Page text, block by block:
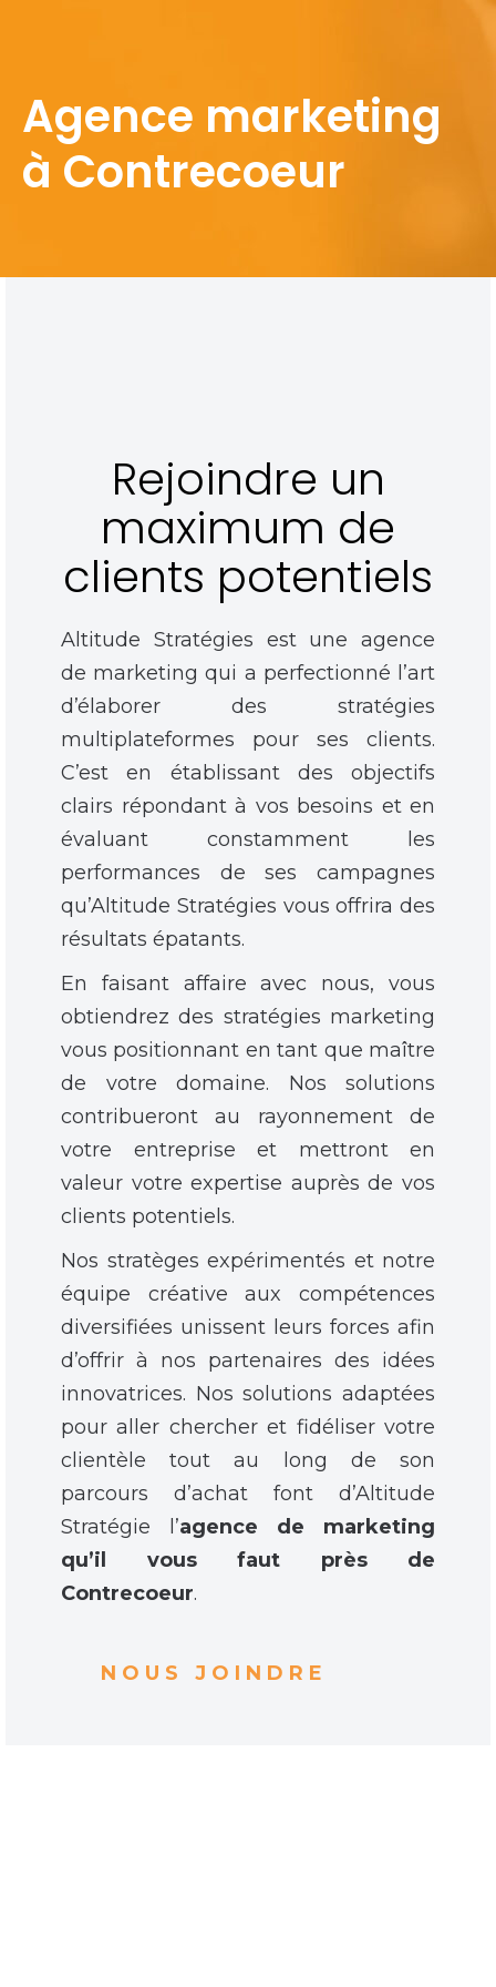
Agence marketing
à Contrecoeur
Rejoindre un
maximum de
clients potentiels
Altitude Stratégies est une agence
de marketing qui a perfectionné l’art
d’élaborer des stratégies
multiplateformes pour ses clients.
C’est en établissant des objectifs
clairs répondant à vos besoins et en
évaluant constamment les
performances de ses campagnes
qu’Altitude Stratégies vous offrira des
résultats épatants.
En faisant affaire avec nous, vous
obtiendrez des stratégies marketing
vous positionnant en tant que maître
de votre domaine. Nos solutions
contribueront au rayonnement de
votre entreprise et mettront en
valeur votre expertise auprès de vos
clients potentiels.
Nos stratèges expérimentés et notre
équipe créative aux compétences
diversifiées unissent leurs forces afin
d’offrir à nos partenaires des idées
innovatrices. Nos solutions adaptées
pour aller chercher et fidéliser votre
clientèle tout au long de son
parcours d’achat font d’Altitude
Stratégie l’agence de marketing
qu’il vous faut près de
Contrecoeur.
NOUS JOINDRE